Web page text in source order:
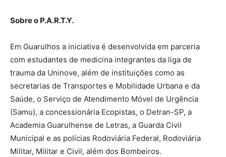
Sobre o P.A.R.T.Y.
Em Guarulhos a iniciativa é desenvolvida em parceria
com estudantes de medicina integrantes da liga de
trauma da Uninove, além de instituições como as
secretarias de Transportes e Mobilidade Urbana e da
Saúde, o Serviço de Atendimento Móvel de Urgência
(Samu), a concessionária Ecopistas, o Detran-SP, a
Academia Guarulhense de Letras, a Guarda Civil
Municipal e as polícias Rodoviária Federal, Rodoviária
Militar, Militar e Civil, além dos Bombeiros.